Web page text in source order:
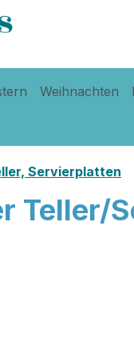
Weihnachten
Servierplatten
Teller/